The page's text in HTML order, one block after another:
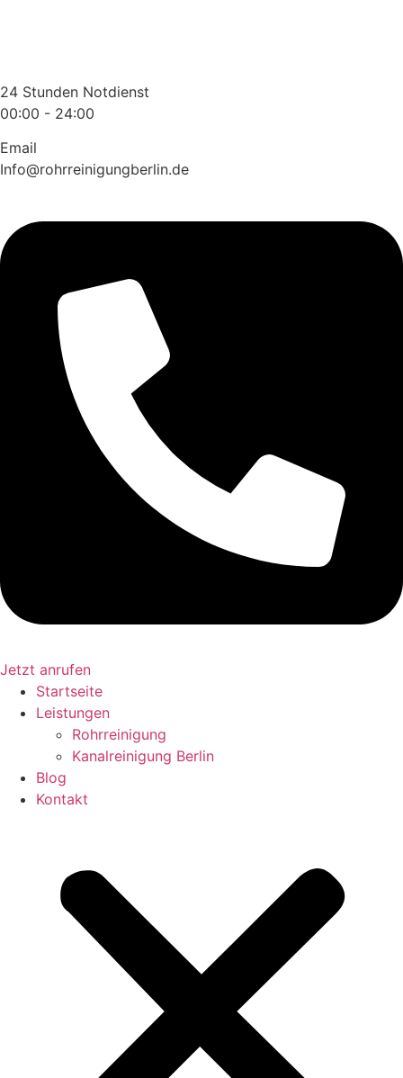
24 Stunden Notdienst
00:00 - 24:00
Email
Info@rohrreinigungberlin.de
Jetzt anrufen
Startseite
Leistungen
Rohrreinigung
Kanalreinigung Berlin
Blog
Kontakt